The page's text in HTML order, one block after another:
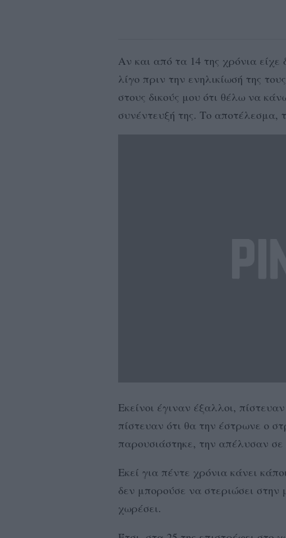
Αν και από τα 14 της χρόνια είχε
λίγο πριν την ενηλικίωσή της
στους δικούς μου ότι θέλω να
συνέντευξή της. Το αποτέλεσμα,
Εκείνοι έγιναν έξαλλοι,
πίστευαν ότι θα την έστρωνε ο
παρουσιάστηκε, την απέλυσαν
Εκεί για πέντε χρόνια κάνει
δεν μπορούσε να στεριώσει
χωρέσει.